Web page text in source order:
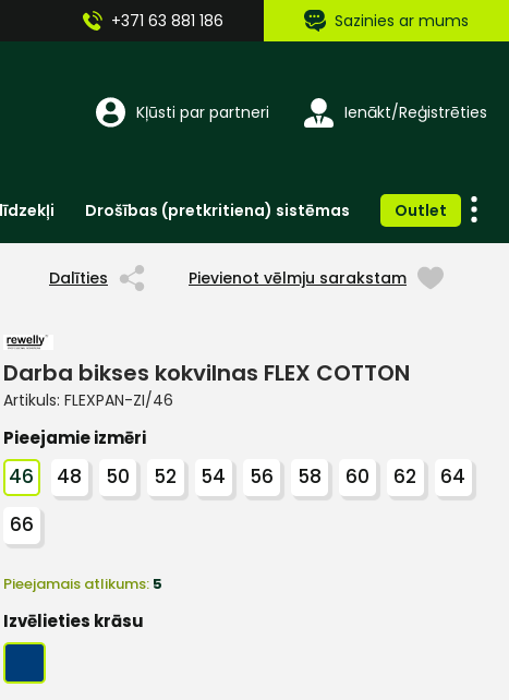
+371 63 881 186 Sazinies ar mums
Kļūsti par partneri Ienākt/Reģistrēties
Drošības (pretkritiena) sistēmas Outlet
Dalīties Pievienot vēlmju sarakstam
Darba bikses kokvilnas FLEX COTTON
Artikuls: FLEXPAN-ZI/46
Pieejamie izmēri
46 48 50 52 54 56 58 60 62
64
66
Pieejamais atlikums: 5
Izvēlieties krāsu